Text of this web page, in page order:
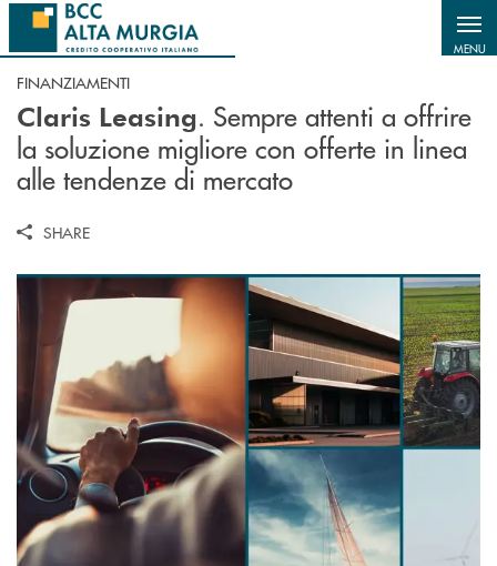
Salta al contenuto principale
MENU
FINANZIAMENTI
Claris Leasing. Sempre attenti a offrire
la soluzione migliore con offerte in linea
alle tendenze di mercato
SHARE